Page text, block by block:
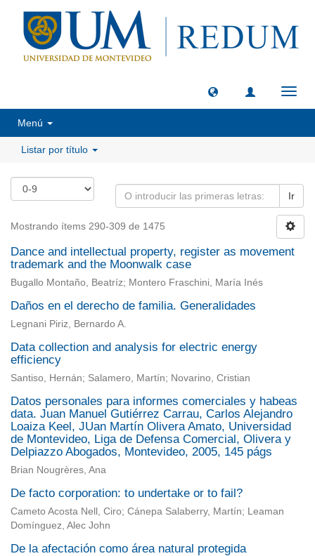
Menú
Listar por título
Ir
Mostrando ítems 290-309 de 1475
Dance and intellectual property, register as movement
trademark and the Moonwalk case
Bugallo Montaño, Beatríz; Montero Fraschini, María Inés
Daños en el derecho de familia. Generalidades
Legnani Piriz, Bernardo A.
Data collection and analysis for electric energy
efficiency
Santiso, Hernán; Salamero, Martín; Novarino, Cristian
Datos personales para informes comerciales y habeas
data. Juan Manuel Gutiérrez Carrau, Carlos Alejandro
Loaiza Keel, JUan Martín Olivera Amato, Universidad
de Montevideo, Liga de Defensa Comercial, Olivera y
Delpiazzo Abogados, Montevideo, 2005, 145 págs
Brian Nougrères, Ana
De facto corporation: to undertake or to fail?
Cameto Acosta Nell, Ciro; Cánepa Salaberry, Martín; Leaman
Domínguez, Alec John
De la afectación como área natural protegida